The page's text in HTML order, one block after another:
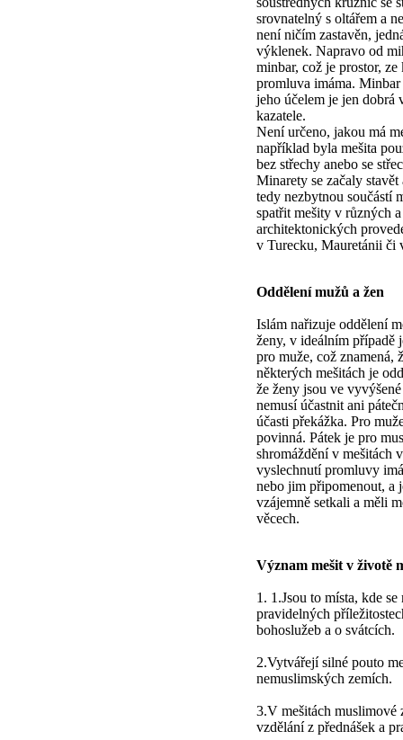
srovnatelný s oltářem a
není ničím zastavěn,
výklenek. Napravo od
minbar, což je prostor,
promluva imáma.
jeho účelem je jen dobrá
kazatele.
Není určeno, jakou má
například byla mešita
bez střechy anebo se
Minarety se začaly
tedy nezbytnou součástí
spatřit mešity v různých
architektonických
v Turecku, Mauretánii či
Oddělení mužů a žen
Islám nařizuje oddělení
ženy, v ideálním případě
pro muže, což znamená,
některých mešitách je
že ženy jsou ve
nemusí účastnit ani
účasti překážka. Pro
povinná. Pátek je pro
shromáždění v mešitách
vyslechnutí promluvy
nebo jim připomenout, a
vzájemně setkali a měli
věcech.
Význam mešit v životě
1. 1.Jsou to místa, kde
pravidelných
bohoslužeb a o svátcích.
2.Vytvářejí silné pouto
nemuslimských zemích.
3.V mešitách muslimové
vzdělání z přednášek a